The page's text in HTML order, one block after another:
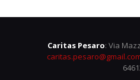
Caritas Pesaro: Via